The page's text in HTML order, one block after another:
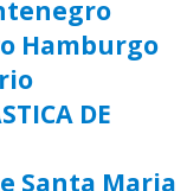
Hamburgo
DE
Santa Maria